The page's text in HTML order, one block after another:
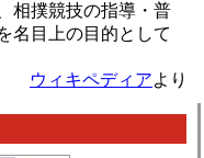
相撲競技の指導・普
名目上の目的として
ウィキペディアより